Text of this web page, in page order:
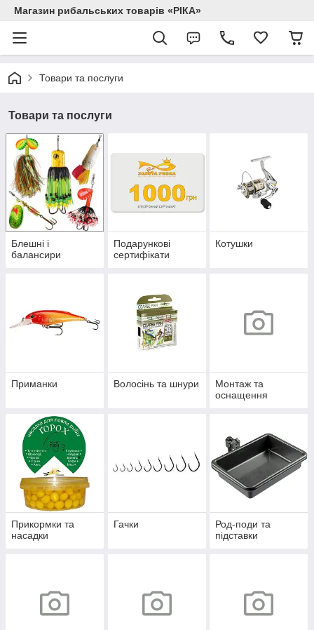
Магазин рибальських товарів «РІКА»
Товари та послуги
Товари та послуги
Блешні і
балансири
Подарункові
сертифікати
Котушки
Приманки Волосінь та шнури
Монтаж та
оснащення
Прикормки та
насадки
Гачки
Род-поди та
підставки